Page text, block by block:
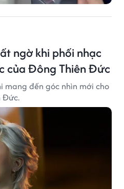
ngờ khi phối nhạc
của Đông Thiên Đức
mang đến góc nhìn mới cho
Đức.